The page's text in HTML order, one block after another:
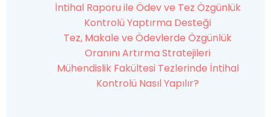
İntihal Raporu ile Ödev ve Tez Özgünlük
Kontrolü Yaptırma Desteği
Tez, Makale ve Ödevlerde Özgünlük
Oranını Artırma Stratejileri
Mühendislik Fakültesi Tezlerinde İntihal
Kontrolü Nasıl Yapılır?